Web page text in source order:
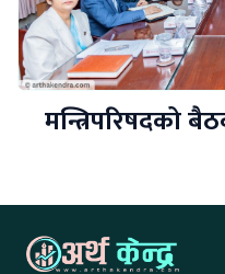
मन्त्रिपरिषदको